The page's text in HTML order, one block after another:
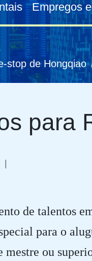
Empregos
stop de Hongqiao
para
de talentos
para o
ou